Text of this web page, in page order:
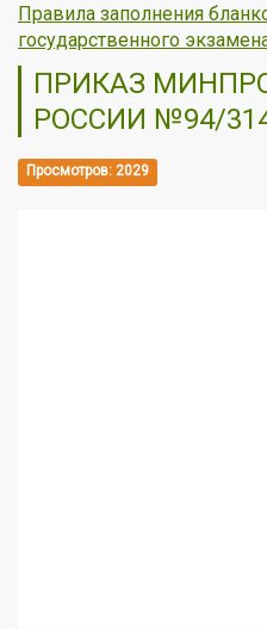
Правила заполнения
государственного
ПРИКАЗ
РОССИИ №94/314
Просмотров: 2029